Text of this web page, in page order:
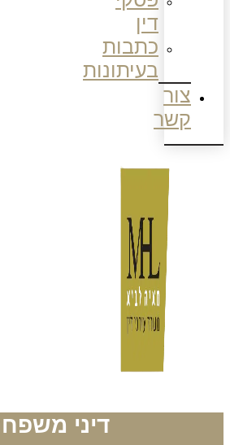
דין
כתבות
בעיתונות
צור
קשר
דיני משפחה